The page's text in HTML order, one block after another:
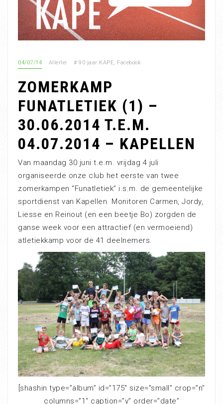
04/07/14 Allerlei # 90 jaar KAPE, Facebook
ZOMERKAMP
FUNATLETIEK (1) –
30.06.2014 T.E.M.
04.07.2014 – KAPELLEN
Van maandag 30 juni t.e.m. vrijdag 4 juli
organiseerde onze club het eerste van twee
zomerkampen “Funatletiek” i.s.m. de gemeentelijke
sportdienst van Kapellen. Monitoren Carmen, Jordy,
Liesse en Reinout (en een beetje Bo) zorgden de
ganse week voor een attractief (en vermoeiend)
atletiekkamp voor de 41 deelnemers.
[shashin type=”album” id=”175″ size=”small” crop=”n”
columns=”1″ caption=”y” order=”date”